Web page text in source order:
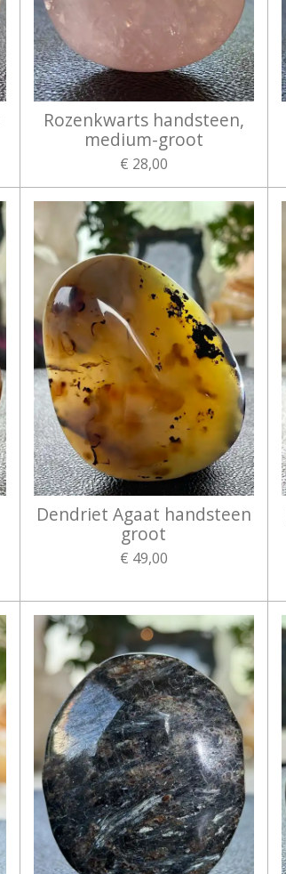
Rozenkwarts handsteen,
medium-groot
€ 28,00
Dendriet Agaat handsteen
groot
€ 49,00